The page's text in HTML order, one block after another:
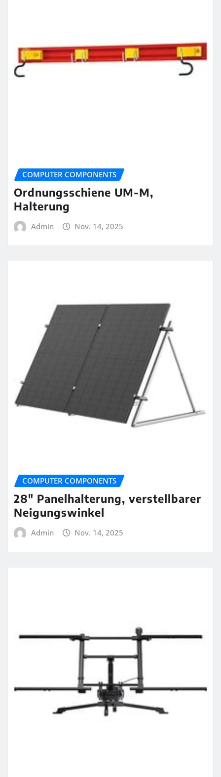
COMPUTER COMPONENTS
Ordnungsschiene UM-M,
Halterung
Admin Nov. 14, 2025
COMPUTER COMPONENTS
28″ Panelhalterung, verstellbarer
Neigungswinkel
Admin Nov. 14, 2025